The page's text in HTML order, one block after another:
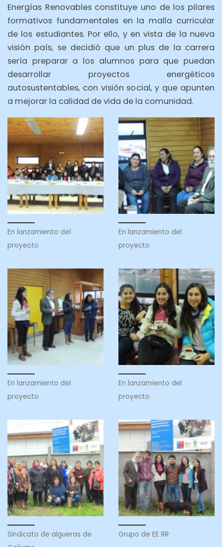
Energías Renovables constituye uno de los pilares
formativos fundamentales en la malla curricular
de los estudiantes. Por ello, y en vista de la nueva
visión país, se decidió que un plus de la carrera
sería preparar a los alumnos para que puedan
desarrollar proyectos energéticos
autosustentables, con visión social, y que apunten
a mejorar la calidad de vida de la comunidad.
En lanzamiento del
proyecto
En lanzamiento del
proyecto
En lanzamiento del
proyecto
En lanzamiento del
proyecto
Sindicato de algueras de
Grupo de EE RR